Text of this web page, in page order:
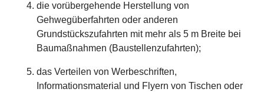
die vorübergehende Herstellung von
Gehwegüberfahrten oder anderen
Grundstückszufahrten mit mehr als 5 m Breite bei
Baumaßnahmen (Baustellenzufahrten);
das Verteilen von Werbeschriften,
Informationsmaterial und Flyern von Tischen oder